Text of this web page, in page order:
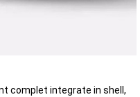
complet integrate in shell,